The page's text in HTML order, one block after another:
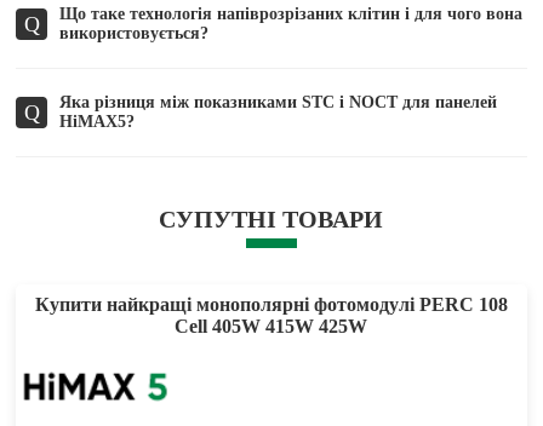
Q
Що таке технологія напіврозрізаних клітин і для чого вона
використовується?
Q
Яка різниця між показниками STC і NOCT для панелей
HiMAX5?
СУПУТНІ ТОВАРИ
Купити найкращі монополярні фотомодулі PERC 108
Cell 405W 415W 425W